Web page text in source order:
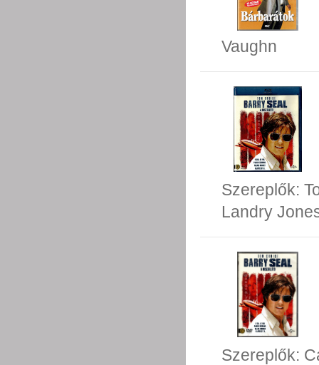
Vaughn
Szereplők:
Landry
Szereplők: